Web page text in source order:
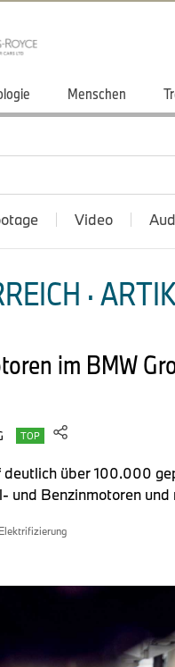
Menschen
Video
·
im BMW
TOP
über 100.000
und Benzinmotoren
Elektrifizierung